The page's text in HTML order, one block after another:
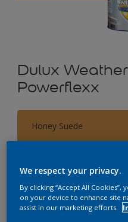
Dulux
Powerflexx
Honey Suede
Ukuran
2.5 L
We respect your privacy.
By clicking “Accept All
on your device to enhance site
assist in our marketing efforts.